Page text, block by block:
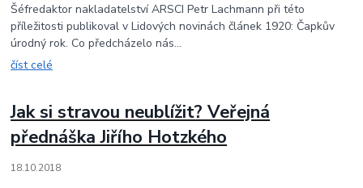
Šéfredaktor nakladatelství ARSCI Petr Lachmann při této
příležitosti publikoval v Lidových novinách článek 1920: Čapkův
úrodný rok. Co předcházelo nás...
číst celé
Jak si stravou neublížit? Veřejná
přednáška Jiřího Hotzkého
18.10.2018